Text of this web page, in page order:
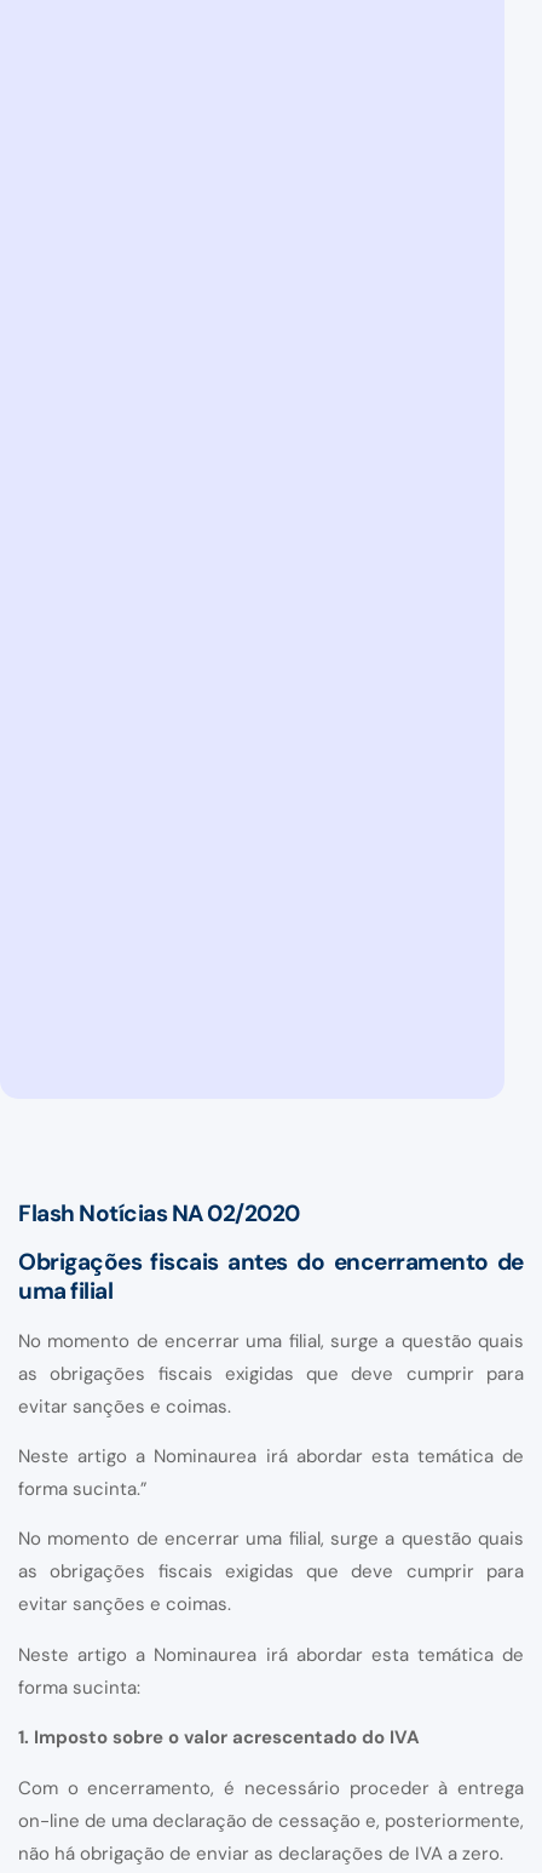
Flash Notícias NA 02/2020
Obrigações fiscais antes do encerramento de
uma filial
No momento de encerrar uma filial, surge a questão quais
as obrigações fiscais exigidas que deve cumprir para
evitar sanções e coimas.
Neste artigo a Nominaurea irá abordar esta temática de
forma sucinta.”
No momento de encerrar uma filial, surge a questão quais
as obrigações fiscais exigidas que deve cumprir para
evitar sanções e coimas.
Neste artigo a Nominaurea irá abordar esta temática de
forma sucinta:
1. Imposto sobre o valor acrescentado do IVA
Com o encerramento, é necessário proceder à entrega
on-line de uma declaração de cessação e, posteriormente,
não há obrigação de enviar as declarações de IVA a zero.